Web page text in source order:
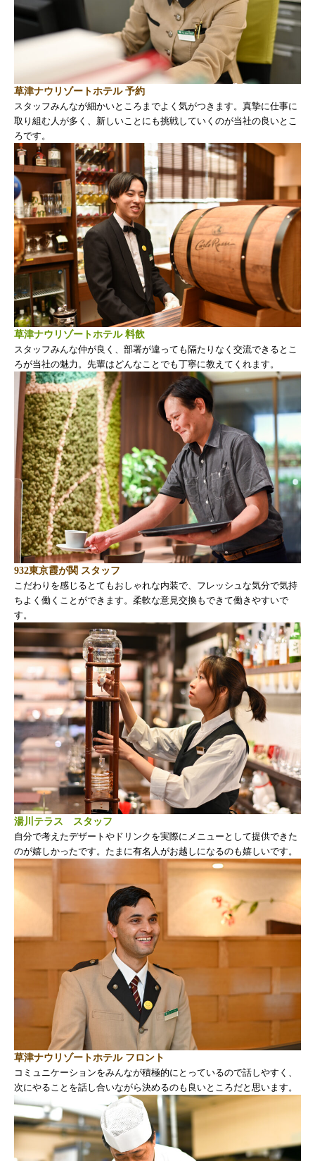
草津ナウリゾートホテル 予約
スタッフみんなが細かいところまでよく気がつきます。真摯に仕事に
取り組む人が多く、新しいことにも挑戦していくのが当社の良いとこ
ろです。
草津ナウリゾートホテル 料飲
スタッフみんな仲が良く、部署が違っても隔たりなく交流できるとこ
ろが当社の魅力。先輩はどんなことでも丁寧に教えてくれます。
932東京霞が関 スタッフ
こだわりを感じるとてもおしゃれな内装で、フレッシュな気分で気持
ちよく働くことができます。柔軟な意見交換もできて働きやすいで
す。
湯川テラス スタッフ
自分で考えたデザートやドリンクを実際にメニューとして提供できた
のが嬉しかったです。たまに有名人がお越しになるのも嬉しいです。
草津ナウリゾートホテル フロント
コミュニケーションをみんなが積極的にとっているので話しやすく、
次にやることを話し合いながら決めるのも良いところだと思います。